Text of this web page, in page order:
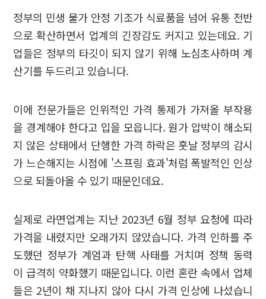
정부의 민생 물가 안정 기조가 식료품을 넘어 유통 전반
으로 확산하면서 업계의 긴장감도 커지고 있는데요. 기
업들은 정부의 타깃이 되지 않기 위해 노심초사하며 계
산기를 두드리고 있습니다.
이에 전문가들은 인위적인 가격 통제가 가져올 부작용
을 경계해야 한다고 입을 모읍니다. 원가 압박이 해소되
지 않은 상태에서 단행한 가격 하락은 훗날 정부의 감시
가 느슨해지는 시점에 '스프링 효과'처럼 폭발적인 인상
으로 되돌아올 수 있기 때문인데요.
실제로 라면업계는 지난 2023년 6월 정부 요청에 따라
가격을 내렸지만 오래가지 않았습니다. 가격 인하를 주
도했던 정부가 계엄과 탄핵 사태를 거치며 정책 동력
이 급격히 약화했기 때문입니다. 이런 혼란 속에서 업체
들은 2년이 채 지나지 않아 다시 가격 인상에 나섰습니